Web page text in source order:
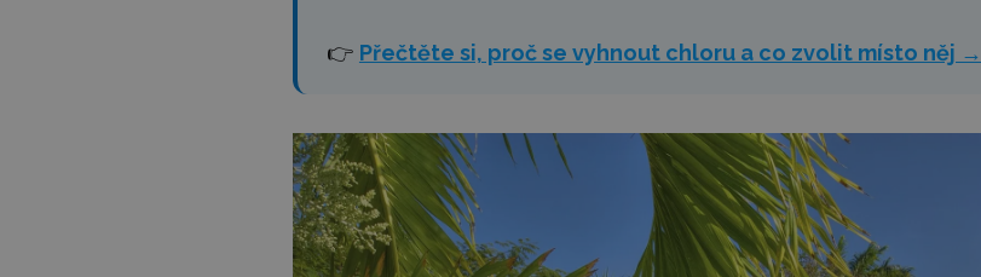
👉 Přečtěte si, proč se vyhnout chloru a co zvolit místo něj →